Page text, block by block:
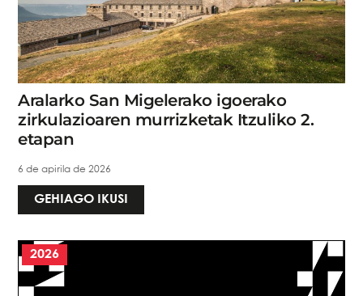
Aralarko San Migelerako igoerako
zirkulazioaren murrizketak Itzuliko 2.
etapan
6 de apirila de 2026
GEHIAGO IKUSI
2026